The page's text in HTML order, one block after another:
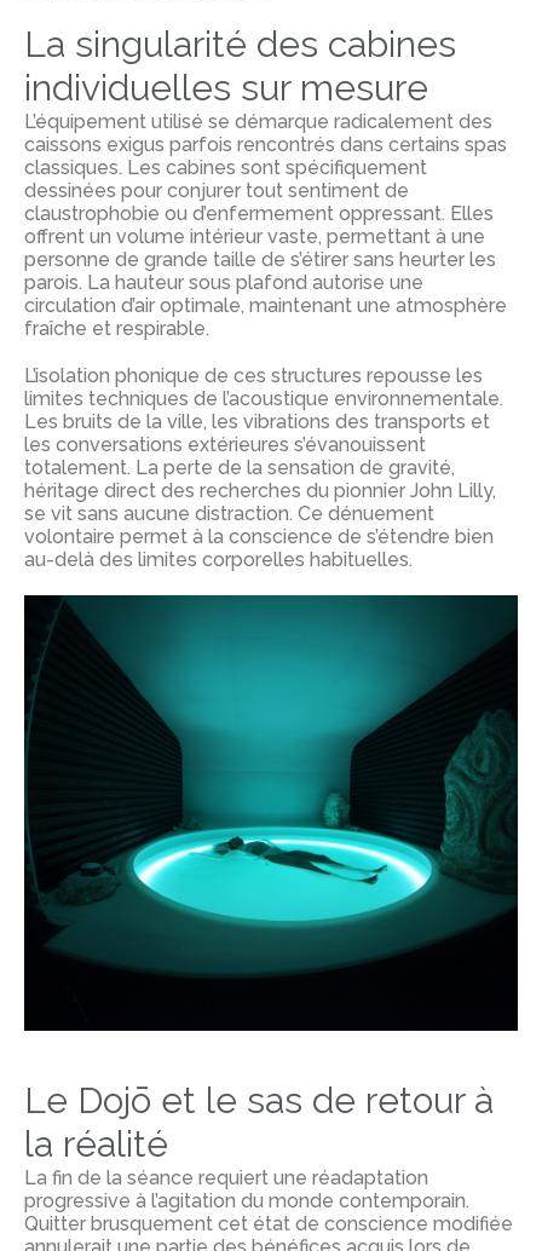
La singularité des cabines
individuelles sur mesure
L’équipement utilisé se démarque radicalement des
caissons exigus parfois rencontrés dans certains spas
classiques. Les cabines sont spécifiquement
dessinées pour conjurer tout sentiment de
claustrophobie ou d’enfermement oppressant. Elles
offrent un volume intérieur vaste, permettant à une
personne de grande taille de s’étirer sans heurter les
parois. La hauteur sous plafond autorise une
circulation d’air optimale, maintenant une atmosphère
fraîche et respirable.
L’isolation phonique de ces structures repousse les
limites techniques de l’acoustique environnementale.
Les bruits de la ville, les vibrations des transports et
les conversations extérieures s’évanouissent
totalement. La perte de la sensation de gravité,
héritage direct des recherches du pionnier John Lilly,
se vit sans aucune distraction. Ce dénuement
volontaire permet à la conscience de s’étendre bien
au-delà des limites corporelles habituelles.
Le Dojō et le sas de retour à
la réalité
La fin de la séance requiert une réadaptation
progressive à l’agitation du monde contemporain.
Quitter brusquement cet état de conscience modifiée
annulerait une partie des bénéfices acquis lors de